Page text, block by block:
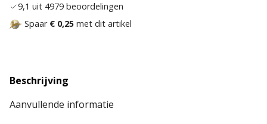
9,1 uit 4979 beoordelingen
Spaar € 0,25 met dit artikel
Beschrijving
Aanvullende informatie